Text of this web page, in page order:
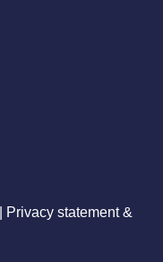
Privacy statement &